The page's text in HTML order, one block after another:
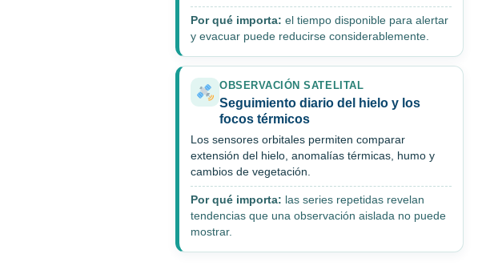
Por qué importa: el tiempo disponible para alertar
y evacuar puede reducirse considerablemente.
OBSERVACIÓN SATELITAL
Seguimiento diario del hielo y los
focos térmicos
Los sensores orbitales permiten comparar
extensión del hielo, anomalías térmicas, humo y
cambios de vegetación.
Por qué importa: las series repetidas revelan
tendencias que una observación aislada no puede
mostrar.